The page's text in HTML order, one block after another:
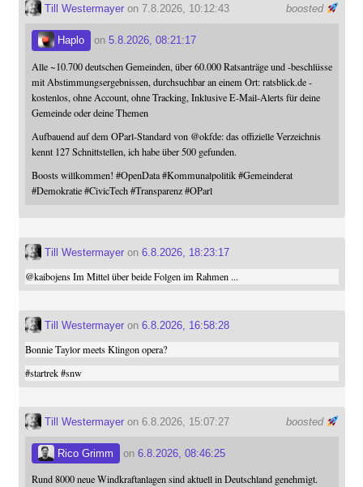
boosted
Till Westermayeron 7.8.2026, 10:12:43
Haplo on 5.8.2026, 08:21:17
Alle ~10.700 deutschen Gemeinden, über 60.000 Ratsanträge und -beschlüsse
mit Abstimmungsergebnissen, durchsuchbar an einem Ort: ratsblick.de -
kostenlos, ohne Account, ohne Tracking, Inklusive E-Mail-Alerts für deine
Gemeinde oder deine Themen
Aufbauend auf dem OParl-Standard von @okfde: das offizielle Verzeichnis
kennt 127 Schnittstellen, ich habe über 500 gefunden.
Boosts willkommen! #OpenData #Kommunalpolitik #Gemeinderat
#Demokratie #CivicTech #Transparenz #OParl
Till Westermayeron 6.8.2026, 18:23:17
@kaibojensIm Mittel über beide Folgen im Rahmen ...
Till Westermayeron 6.8.2026, 16:58:28
Bonnie Taylor meets Klingon opera?
#startrek #snw
boosted
Till Westermayeron 6.8.2026, 15:07:27
Rico Grimm on 6.8.2026, 08:46:25
Rund 8000 neue Windkraftanlagen sind aktuell in Deutschland genehmigt.